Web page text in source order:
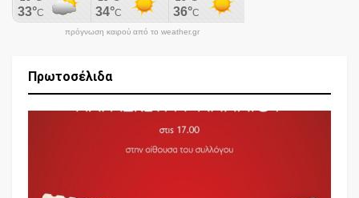
πρόγνωση καιρού από το weather.gr
Πρωτοσέλιδα